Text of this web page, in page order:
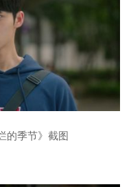
的季节》截图